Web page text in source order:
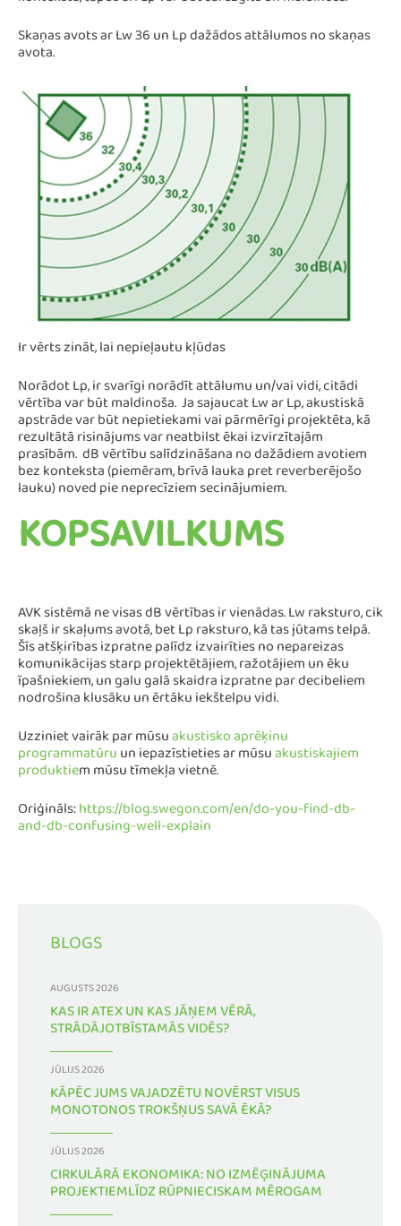
BLOGS
AUGUSTS 2026
KAS IR ATEX UN KAS JĀŅEM VĒRĀ,
STRĀDĀJOTBĪSTAMĀS VIDĒS?
JŪLIJS 2026
KĀPĒC JUMS VAJADZĒTU NOVĒRST VISUS
MONOTONOS TROKŠŅUS SAVĀ ĒKĀ?
JŪLIJS 2026
CIRKULĀRĀ EKONOMIKA: NO IZMĒĢINĀJUMA
PROJEKTIEMLĪDZ RŪPNIECISKAM MĒROGAM
Skaņas avots ar Lw 36 un Lp dažādos attālumos no skaņas
avota.
Ir vērts zināt, lai nepieļautu kļūdas
Norādot Lp, ir svarīgi norādīt attālumu un/vai vidi, citādi
vērtība var būt maldinoša. Ja sajaucat Lw ar Lp, akustiskā
apstrāde var būt nepietiekami vai pārmērīgi projektēta, kā
rezultātā risinājums var neatbilst ēkai izvirzītajām
prasībām. dB vērtību salīdzināšana no dažādiem avotiem
bez konteksta (piemēram, brīvā lauka pret reverberējošo
lauku) noved pie neprecīziem secinājumiem.
KOPSAVILKUMS
AVK sistēmā ne visas dB vērtības ir vienādas. Lw raksturo, cik
skaļš ir skaļums avotā, bet Lp raksturo, kā tas jūtams telpā.
Šīs atšķirības izpratne palīdz izvairīties no nepareizas
komunikācijas starp projektētājiem, ražotājiem un ēku
īpašniekiem, un galu galā skaidra izpratne par decibeliem
nodrošina klusāku un ērtāku iekštelpu vidi.
Uzziniet vairāk par mūsuakustisko aprēķinu
programmatūruun iepazīstieties ar mūsuakustiskajiem
produktiem mūsu tīmekļa vietnē.
Oriģināls:https://blog.swegon.com/en/do-you-find-db-
and-db-confusing-well-explain